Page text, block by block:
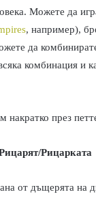
Можете да
, например),
да
комбинация и
през
Рицарката
от дъщерята на